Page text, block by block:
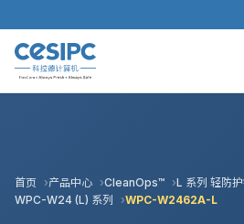
首页 产品中心 CleanOps™
L 系列 轻防
WPC-W24 (L) 系列
WPC-W2462A-L